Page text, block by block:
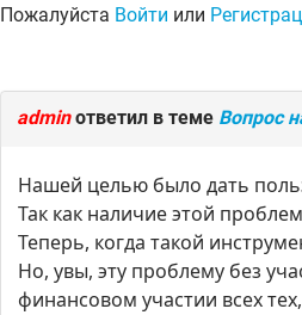
Пожалуйста Войти или
adminответил в теме Вопрос
Нашей целью было дать
Так как наличие этой
Теперь, когда такой
Но, увы, эту проблему без
финансовом участии всех